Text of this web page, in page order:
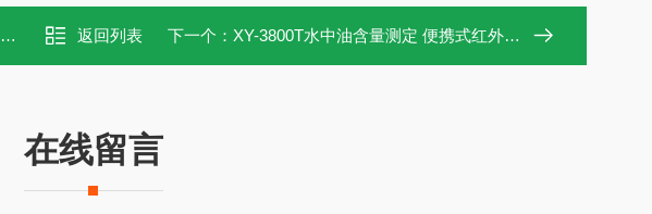
返回列表 下一个： XY-3800T水中油含量测定 便携式红外测油仪
在线留言